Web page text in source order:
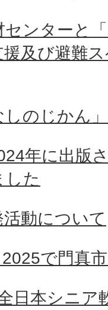
センターと
及び避難
しのじかん
年に出版
した
動について
で門真
日本シニア